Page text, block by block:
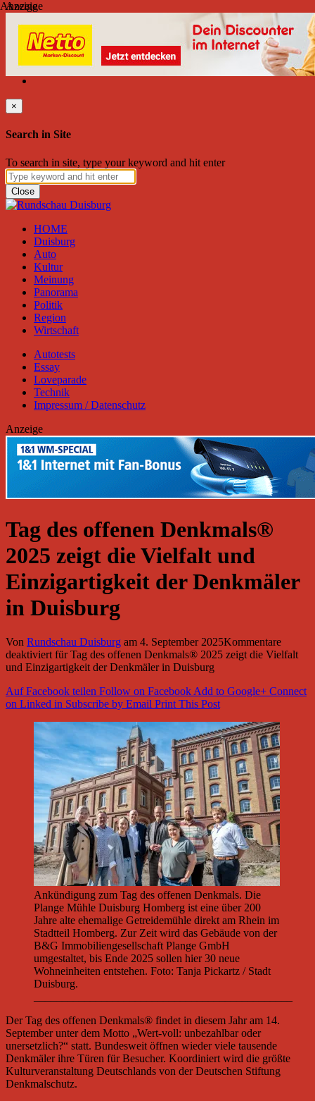
Freitag, August 07, 2026
Friend on Facebook Follow on Twitter
Subscribe to RSS
Search
×
Search in Site
To search in site, type your keyword and hit enter
Close
HOME
Duisburg
Auto
Kultur
Meinung
Panorama
Politik
Region
Wirtschaft
Autotests
Essay
Loveparade
Technik
Impressum / Datenschutz
Anzeige
Tag des offenen Denkmals®
2025 zeigt die Vielfalt und
Einzigartigkeit der Denkmäler
in Duisburg
Von Rundschau Duisburg am 4. September 2025Kommentare
deaktiviertfür Tag des offenen Denkmals® 2025 zeigt die Vielfalt
und Einzigartigkeit der Denkmäler in Duisburg
Auf Facebook teilen Follow on FacebookAdd to Google+ Connect
on Linked in Subscribe by Email Print This Post
Ankündigung zum Tag des offenen Denkmals. Die
Plange Mühle Duisburg Homberg ist eine über 200
Jahre alte ehemalige Getreidemühle direkt am Rhein im
Stadtteil Homberg. Zur Zeit wird das Gebäude von der
B&G Immobiliengesellschaft Plange GmbH
umgestaltet, bis Ende 2025 sollen hier 30 neue
Wohneinheiten entstehen. Foto: Tanja Pickartz / Stadt
Duisburg.
Der Tag des offenen Denkmals® findet in diesem Jahr am 14.
September unter dem Motto „Wert-voll: unbezahlbar oder
unersetzlich?“ statt. Bundesweit öffnen wieder viele tausende
Denkmäler ihre Türen für Besucher. Koordiniert wird die größte
Kulturveranstaltung Deutschlands von der Deutschen Stiftung
Denkmalschutz.
Anzeige
Anzeige